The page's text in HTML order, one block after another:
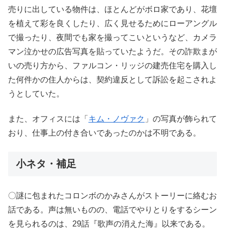
売りに出している物件は、ほとんどがボロ家であり、花壇
を植えて彩を良くしたり、広く見せるためにローアングル
で撮ったり、夜間でも家を撮ってこいというなど、カメラ
マン泣かせの広告写真を貼っていたようだ。その詐欺まが
いの売り方から、ファルコン・リッジの建売住宅を購入し
た何件かの住人からは、契約違反として訴訟を起こされよ
うとしていた。
また、オフィスには「 キム・ノヴァク 」の写真が飾られて
おり、仕事上の付き合いであったのかは不明である。
小ネタ・補足
〇謎に包まれたコロンボのかみさんがストーリーに絡むお
話である。声は無いものの、電話でやりとりをするシーン
を見られるのは、29話『歌声の消えた海』以来である。